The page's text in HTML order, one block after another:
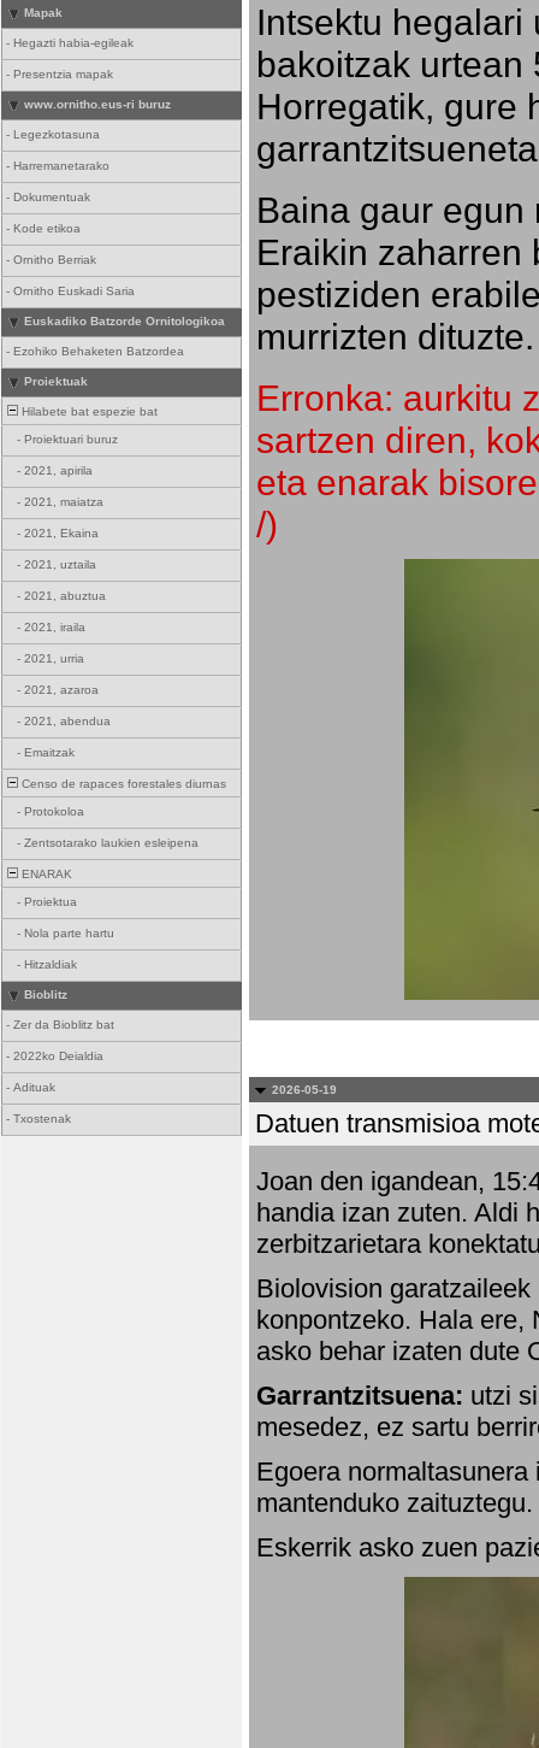
Mapak
- Hegazti habia-egileak
- Presentzia mapak
www.ornitho.eus-ri buruz
- Legezkotasuna
- Harremanetarako
- Dokumentuak
- Kode etikoa
- Ornitho Berriak
- Ornitho Euskadi Saria
Euskadiko Batzorde Ornitologikoa
- Ezohiko Behaketen Batzordea
Proiektuak
Hilabete bat espezie bat
- Proiektuari buruz
- 2021, apirila
- 2021, maiatza
- 2021, Ekaina
- 2021, uztaila
- 2021, abuztua
- 2021, iraila
- 2021, urria
- 2021, azaroa
- 2021, abendua
- Emaitzak
Censo de rapaces forestales diurnas
- Protokoloa
- Zentsotarako laukien esleipena
ENARAK
- Proiektua
- Nola parte hartu
- Hitzaldiak
Bioblitz
- Zer da Bioblitz bat
- 2022ko Deialdia
- Adituak
- Txostenak
Intsektu hegalari
bakoitzak urtean
Horregatik, gure
Baina gaur egun
Eraikin zaharren
pestiziden
murrizten dituzte.
Erronka: aurkitu
sartzen diren,
eta enarak
/)
2026-05-19
Datuen transmisioa
Joan den igandean,
handia izan zuten. Aldi
zerbitzarietara
Biolovision
konpontzeko. Hala ere,
asko behar izaten dute
Garrantzitsuena: utzi
mesedez, ez sartu
Egoera
mantenduko
Eskerrik asko zuen